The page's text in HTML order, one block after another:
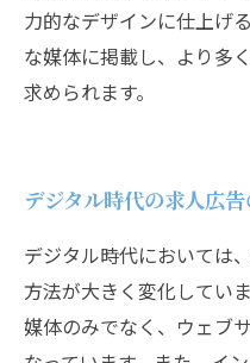
力的なデザインに仕上げ
な媒体に掲載し、より多
求められます。
デジタル時代の求人広
デジタル時代においては
方法が大きく変化してい
媒体のみでなく、ウェブ